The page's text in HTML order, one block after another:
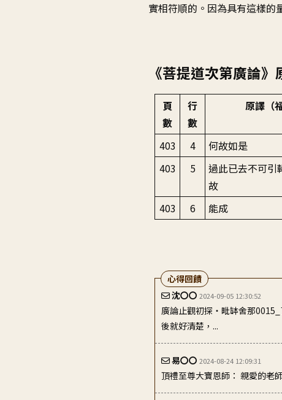
實相符順的 。 因為具有這樣的
《菩提道次第廣論
頁
數
行
數
原譯（
403 4 何故如是
403
5
過此已去不可引
故
403 6 能成
沈〇〇2024-09-05 12:30:52
廣論止觀初探・毗缽舍那
後就好清楚，...
易〇〇 2024-08-24 12:09:31
頂禮至尊大寶恩師： 親愛的老
蔡〇〇 2024-08-10 00:58:09
心得回饋